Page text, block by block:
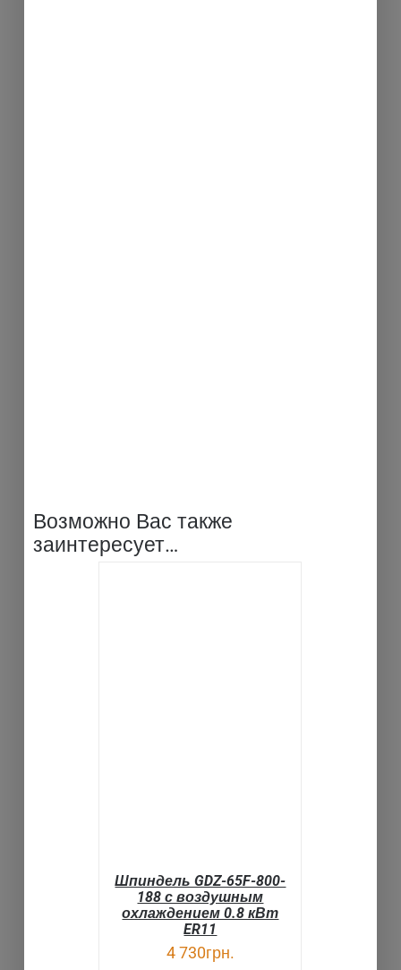
Возможно Вас также
заинтересует…
Шпиндель GDZ-65F-800-
188 с воздушным
охлаждением 0.8 кВт
ER11
4 730грн.